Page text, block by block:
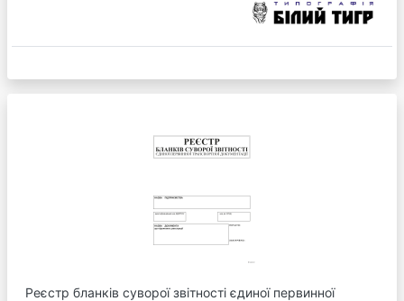
Реєстр бланків суворої звітності єдиної первинної